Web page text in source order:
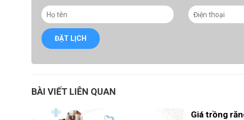
ĐẶT LỊCH
BÀI VIẾT LIÊN QUAN
Giá trồng